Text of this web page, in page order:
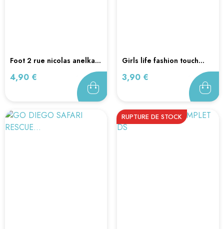
foot 2 rue nicolas anelka...
Prix
4,90 €
girls life fashion touch...
Prix
3,90 €
RUPTURE DE STOCK